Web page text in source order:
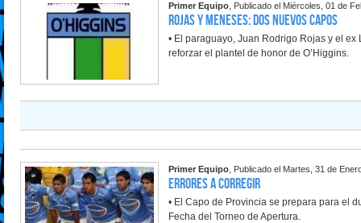
Primer Equipo , Publicado el Miércoles, 01 de
Rojas y Meneses: Dos nuevos Capos
• El paraguayo, Juan Rodrigo Rojas y el
reforzar el plantel de honor de O’Higgins.
Primer Equipo , Publicado el Martes, 31 de
Errores a corregir
• El Capo de Provincia se prepara para el
Fecha del Torneo de Apertura.